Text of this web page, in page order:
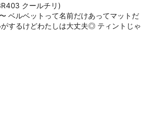
クールチリ)
ベルベットって名前だけあってマットだ
するけどわたしは大丈夫◎ ティントじゃ